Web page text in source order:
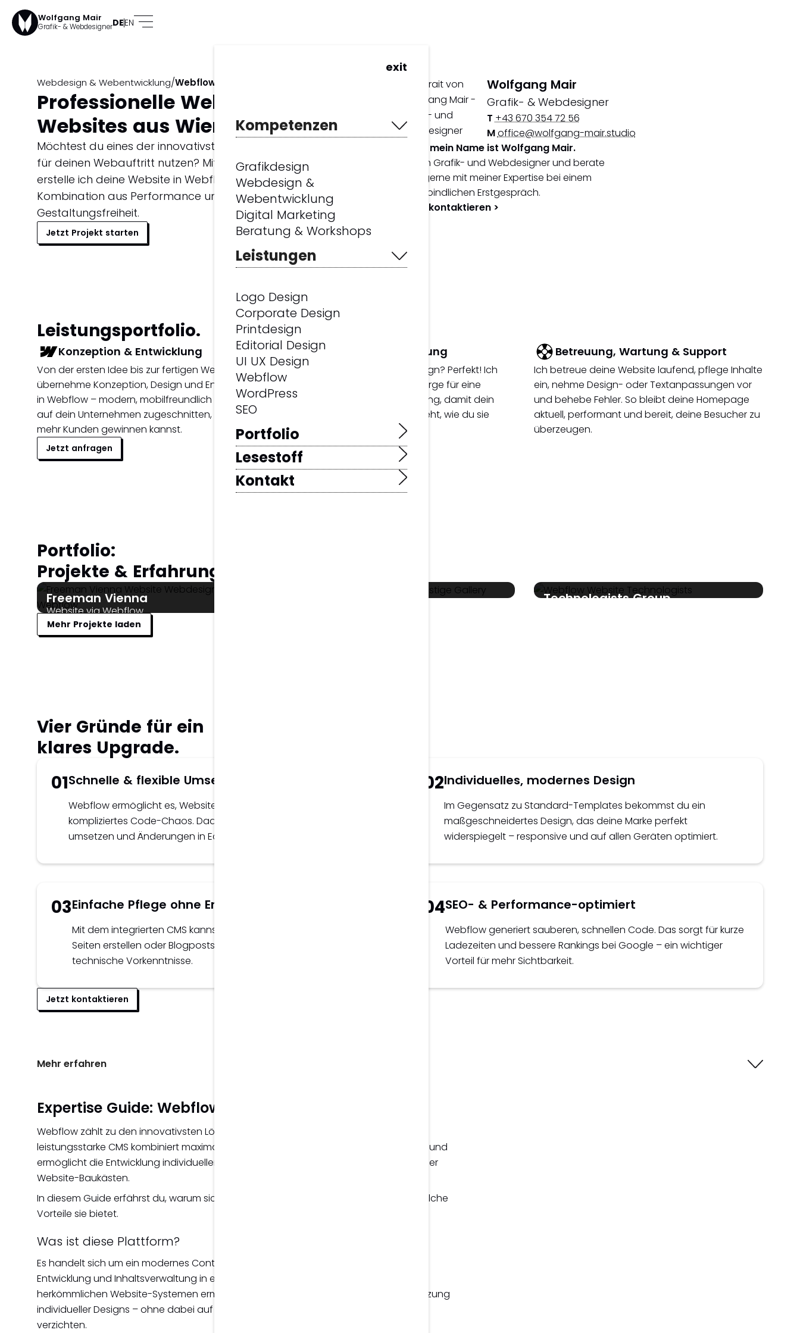
Wolfgang Mair
Grafik- & WebdesignerDEEN
exit
Kompetenzen
Grafikdesign
Webdesign &
Webentwicklung
Digital Marketing
Beratung & Workshops
Leistungen
Logo Design
Corporate Design
Printdesign
Editorial Design
UI UX Design
Webflow
WordPress
SEO
Portfolio
Lesestoff
Kontakt
Webdesign & Webentwicklung/Webflow
Professionelle Webflow
Websites aus Wien.
Möchtest du eines der innovativsten CMS-Systeme
für deinen Webauftritt nutzen? Mit meiner Expertise
erstelle ich deine Website in Webflow – eine perfekte
Kombination aus Performance und
Gestaltungsfreiheit.
Jetzt Projekt starten
Wolfgang Mair
Grafik- & Webdesigner
T+43 670 354 72 56
Moffice@wolfgang-mair.studio
Hallo, mein Name ist Wolfgang Mair.
Ich bin Grafik- und Webdesigner und berate
dich gerne mit meiner Expertise bei einem
unverbindlichen Erstgespräch.
Jetzt kontaktieren >
Leistungsportfolio.
Konzeption & Entwicklung
Von der ersten Idee bis zur fertigen Website: Ich
übernehme Konzeption, Design und Entwicklung
in Webflow – modern, mobilfreundlich und genau
auf dein Unternehmen zugeschnitten, damit du
mehr Kunden gewinnen kannst.
Design-Implementierung
Du hast schon ein fertiges Design? Perfekt! Ich
setze es pixelgenau um und sorge für eine
schnelle und saubere Umsetzung, damit dein
Webauftritt genau so online geht, wie du sie
geplant hast.
Betreuung, Wartung & Support
Ich betreue deine Website laufend, pflege Inhalte
ein, nehme Design- oder Textanpassungen vor
und behebe Fehler. So bleibt deine Homepage
aktuell, performant und bereit, deine Besucher zu
überzeugen.
Jetzt anfragen
Portfolio:
Projekte & Erfahrungen
Freeman Vienna
Website via Webflow
Webflow UI UX Design
Technologists Group
Mehr Projekte laden
Vier Gründe für ein
klares Upgrade.
01Schnelle & flexible Umsetzung
Webflow ermöglicht es, Websites visuell zu entwickeln – ohne
kompliziertes Code-Chaos. Dadurch kannst du Projekte schneller
umsetzen und Änderungen in Echtzeit umsetzen.
02Individuelles, modernes Design
Im Gegensatz zu Standard-Templates bekommst du ein
maßgeschneidertes Design, das deine Marke perfekt
widerspiegelt – responsive und auf allen Geräten optimiert.
03Einfache Pflege ohne Entwickler
Mit dem integrierten CMS kannst du Inhalte selbst anpassen, neue
Seiten erstellen oder Blogposts veröffentlichen – ganz ohne
technische Vorkenntnisse.
04SEO- & Performance-optimiert
Webflow generiert sauberen, schnellen Code. Das sorgt für kurze
Ladezeiten und bessere Rankings bei Google – ein wichtiger
Vorteil für mehr Sichtbarkeit.
Jetzt kontaktieren
Mehr erfahren
Expertise Guide: Webflow
Webflow zählt zu den innovativsten Lösungen im modernen Webdesign. Das
leistungsstarke CMS kombiniert maximale Gestaltungsfreiheit mit hoher Performance und
ermöglicht die Entwicklung individueller Websites ohne die Einschränkungen klassischer
Website-Baukästen.
In diesem Guide erfährst du, warum sich diese Lösung für Unternehmen lohnt und welche
Vorteile sie bietet.
Was ist diese Plattform?
Es handelt sich um ein modernes Content-Management-System (CMS), das Design,
Entwicklung und Inhaltsverwaltung in einer Plattform vereint. Im Gegensatz zu vielen
herkömmlichen Website-Systemen ermöglicht dieses System die pixelgenaue Umsetzung
individueller Designs – ohne dabei auf Performance oder Benutzerfreundlichkeit zu
verzichten.